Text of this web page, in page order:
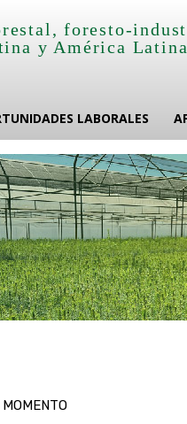
foresto-
y América
LABORALES